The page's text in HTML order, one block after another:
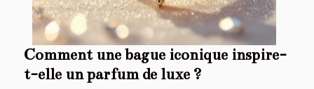
Comment une bague iconique inspire-
t-elle un parfum de luxe ?